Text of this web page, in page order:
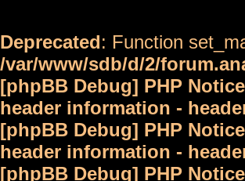
Deprecated: Function
/var/www/sdb/d/2/
[phpBB Debug] PHP Notice
header information -
[phpBB Debug] PHP Notice
header information -
[phpBB Debug] PHP Notice